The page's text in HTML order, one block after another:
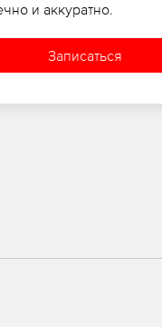
и аккуратно.
Записаться